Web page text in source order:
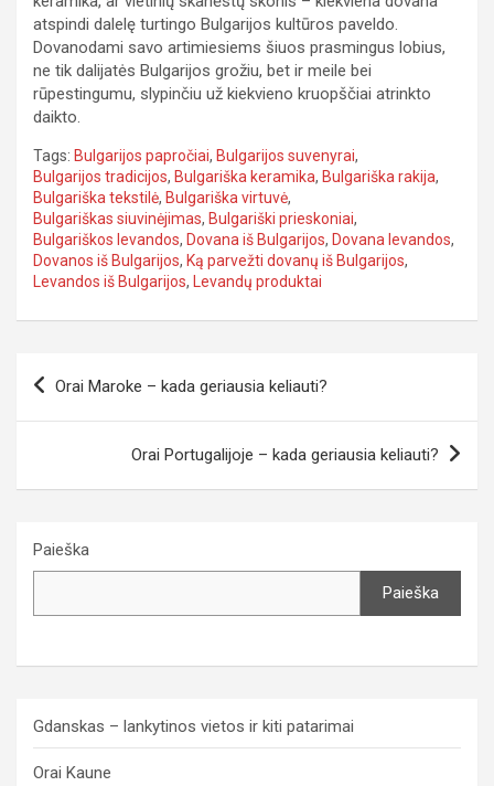
atspindi dalelę turtingo Bulgarijos kultūros paveldo.
Dovanodami savo artimiesiems šiuos prasmingus lobius,
ne tik dalijatės Bulgarijos grožiu, bet ir meile bei
rūpestingumu, slypinčiu už kiekvieno kruopščiai atrinkto
daikto.
Tags: Bulgarijos papročiai, Bulgarijos suvenyrai,
Bulgarijos tradicijos, Bulgariška keramika, Bulgariška rakija,
Bulgariška tekstilė, Bulgariška virtuvė,
Bulgariškas siuvinėjimas, Bulgariški prieskoniai,
Bulgariškos levandos, Dovana iš Bulgarijos, Dovana levandos,
Dovanos iš Bulgarijos, Ką parvežti dovanų iš Bulgarijos,
Levandos iš Bulgarijos, Levandų produktai
Navigacija
Orai Maroke – kada geriausia keliauti?
Orai Portugalijoje – kada geriausia keliauti?
Paieška
Paieška
Gdanskas – lankytinos vietos ir kiti patarimai
Orai Kaune